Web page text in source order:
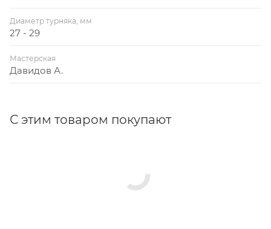
Диаметр турняка, мм
27 - 29
Мастерская
Давидов А.
С этим товаром покупают